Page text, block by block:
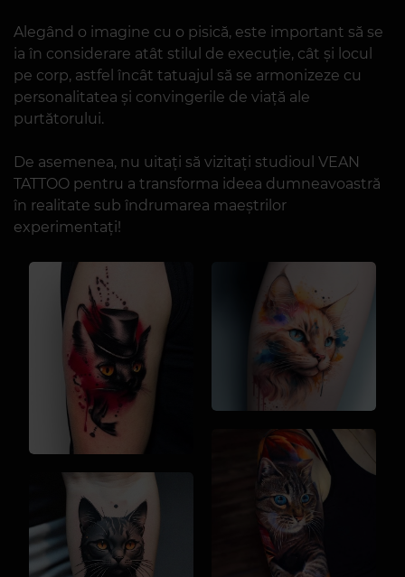
Alegând o imagine cu o pisică, este important să se
ia în considerare atât stilul de execuție, cât și locul
pe corp, astfel încât tatuajul să se armonizeze cu
personalitatea și convingerile de viață ale
purtătorului.
De asemenea, nu uitați să vizitați studioul VEAN
TATTOO pentru a transforma ideea dumneavoastră
în realitate sub îndrumarea maeștrilor
experimentați!